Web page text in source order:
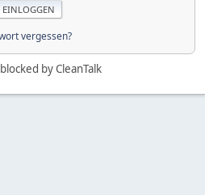
vergessen?
by CleanTalk